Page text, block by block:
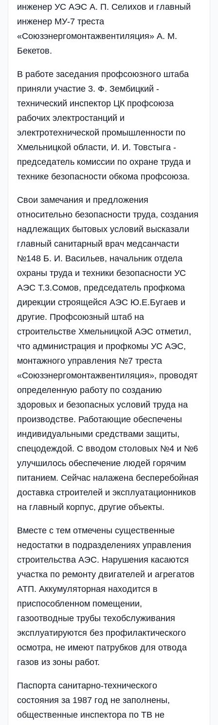
инженер УС АЭС А. П. Селихов и главный
инженер МУ-7 треста
«Союзэнергомонтажвентиляция» А. М.
Бекетов.
В работе заседания профсоюзного штаба
приняли участие 3. Ф. Зембицкий -
технический инспектор ЦК профсоюза
рабочих электростанций и
электротехнической промышленности по
Хмельницкой области, И. И. Товстыга -
председатель комиссии по охране труда и
технике безопасности обкома профсоюза.
Свои замечания и предложения
относительно безопасности труда, создания
надлежащих бытовых условий высказали
главный санитарный врач медсанчасти
№148 Б. И. Васильев, начальник отдела
охраны труда и техники безопасности УС
АЭС Т.3.Сомов, председатель профкома
дирекции строящейся АЭС Ю.Е.Бугаев и
другие. Профсоюзный штаб на
строительстве Хмельницкой АЭС отметил,
что администрация и профкомы УС АЭС,
монтажного управления №7 треста
«Союзэнергомонтажвентиляция», проводят
определенную работу по созданию
здоровых и безопасных условий труда на
производстве. Работающие обеспечены
индивидуальными средствами защиты,
спецодеждой. С вводом столовых №4 и №6
улучшилось обеспечение людей горячим
питанием. Сейчас налажена бесперебойная
доставка строителей и эксплуатационников
на главный корпус, другие объекты.
Вместе с тем отмечены существенные
недостатки в подразделениях управления
строительства АЭС. Нарушения касаются
участка по ремонту двигателей и агрегатов
АТП. Аккумуляторная находится в
приспособленном помещении,
газоотводные трубы техобслуживания
эксплуатируются без профилактического
осмотра, не имеют патрубков для отвода
газов из зоны работ.
Паспорта санитарно-технического
состояния за 1987 год не заполнены,
общественные инспектора по ТВ не